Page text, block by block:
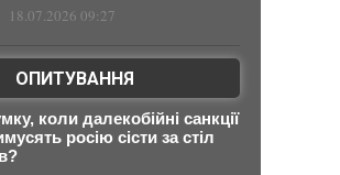
18.07.2026 09:27
ОПИТУВАННЯ
коли далекобійні санкції
росію сісти за стіл